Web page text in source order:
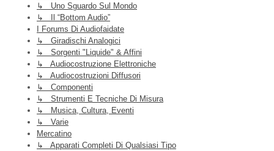
↳ Uno Sguardo Sul Mondo
↳ Il “Bottom Audio”
I Forums Di Audiofaidate
↳ Giradischi Analogici
↳ Sorgenti "liquide" & Affini
↳ Audiocostruzione Elettroniche
↳ Audiocostruzioni Diffusori
↳ Componenti
↳ Strumenti E Tecniche Di Misura
↳ Musica, Cultura, Eventi
↳ Varie
Mercatino
↳ Apparati Completi Di Qualsiasi Tipo